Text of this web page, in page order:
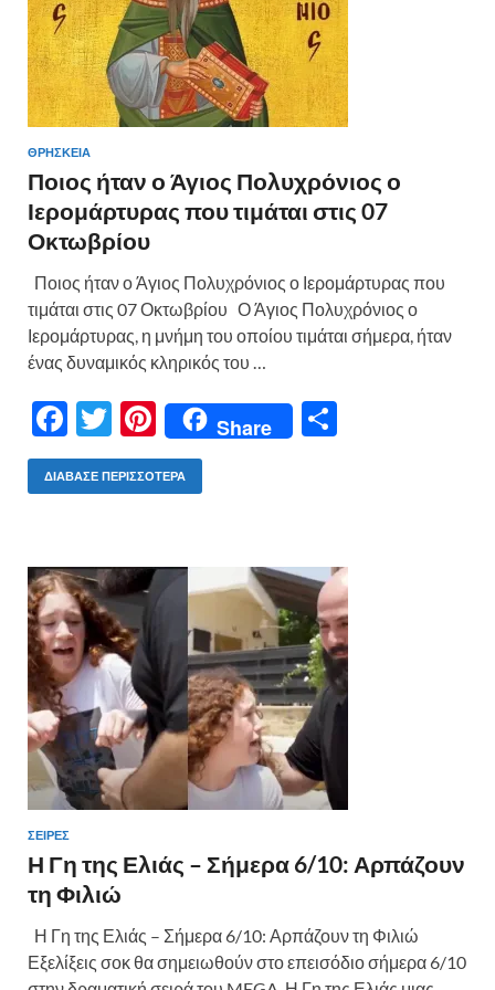
ΘΡΗΣΚΕΙΑ
Ποιος ήταν ο Άγιος Πολυχρόνιος ο
Ιερομάρτυρας που τιμάται στις 07
Οκτωβρίου
Ποιος ήταν ο Άγιος Πολυχρόνιος ο Ιερομάρτυρας που
τιμάται στις 07 Οκτωβρίου Ο Άγιος Πολυχρόνιος ο
Ιερομάρτυρας, η μνήμη του οποίου τιμάται σήμερα, ήταν
ένας δυναμικός κληρικός του …
F
ac
e
o
o
k
T
w
itt
Pi
nt
er
t
Share
σ
τε
ίτ
ε
ΔΙΆΒΑΣΕ ΠΕΡΙΣΣΌΤΕΡΑ
ΣΕΙΡΈΣ
Η Γη της Ελιάς – Σήμερα 6/10: Αρπάζουν
τη Φιλιώ
Η Γη της Ελιάς – Σήμερα 6/10: Αρπάζουν τη Φιλιώ
Εξελίξεις σοκ θα σημειωθούν στο επεισόδιο σήμερα 6/10